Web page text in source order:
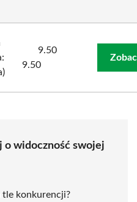
9.50
9.50
o widoczność swojej
tle konkurencji?